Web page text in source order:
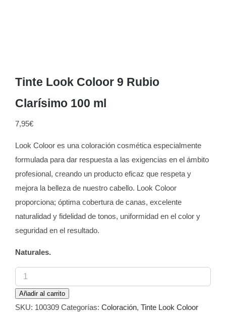
Tinte Look Coloor 9 Rubio
Clarísimo 100 ml
7,95€
Look Coloor es una coloración cosmética especialmente
formulada para dar respuesta a las exigencias en el ámbito
profesional, creando un producto eficaz que respeta y
mejora la belleza de nuestro cabello. Look Coloor
proporciona; óptima cobertura de canas, excelente
naturalidad y fidelidad de tonos, uniformidad en el color y
seguridad en el resultado.
Naturales.
Tinte
Look
Coloor
Añadir al carrito
SKU: 100309 Categorías: Coloración, Tinte Look Coloor